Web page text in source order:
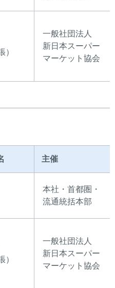
）
一般社団法人
新日本スーパー
マーケット協会
主催
本社・首都圏・
流通統括本部
）
一般社団法人
新日本スーパー
マーケット協会